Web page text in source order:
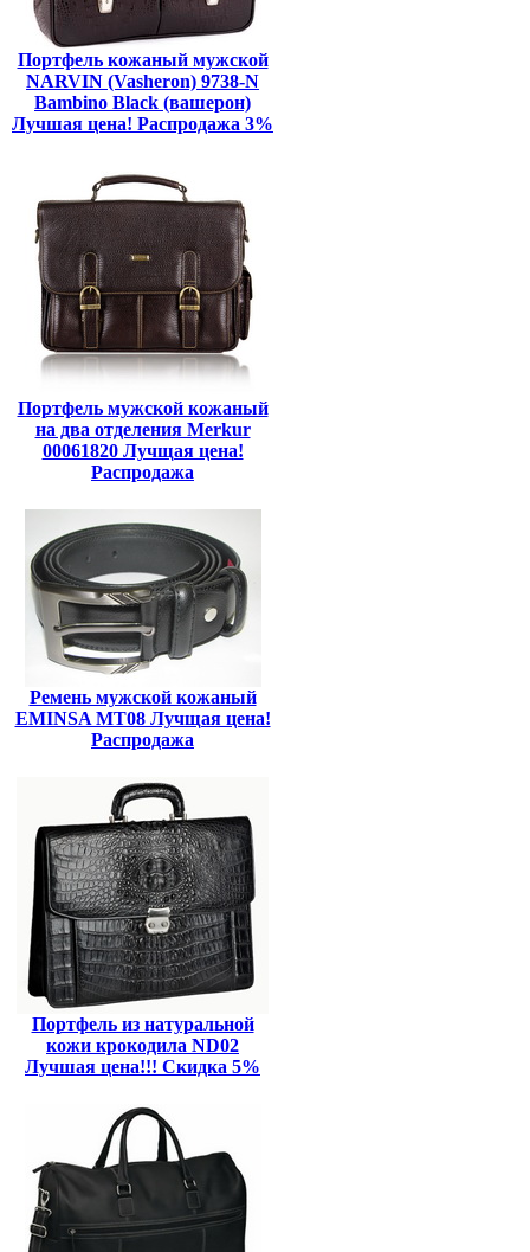
Портфель кожаный мужской
NARVIN (Vasheron) 9738-N
Bambino Black (вашерон)
Лучшая цена! Распродажа 3%
Портфель мужской кожаный
на два отделения Merkur
00061820 Лучщая цена!
Распродажа
Ремень мужской кожаный
EMINSA MT08 Лучщая цена!
Распродажа
Портфель из натуральной
кожи крокодила ND02
Лучшая цена!!! Скидка 5%